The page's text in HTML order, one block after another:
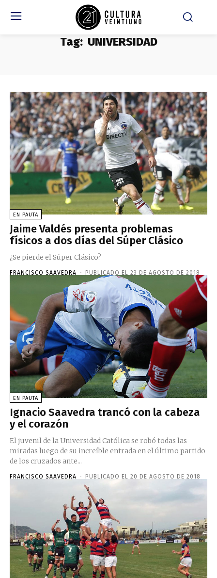
Tag: UNIVERSIDAD
EN PAUTA
Jaime Valdés presenta problemas
físicos a dos días del Súper Clásico
¿Se pierde el Súper Clásico?
FRANCISCO SAAVEDRA - PUBLICADO EL 23 DE AGOSTO DE 2018
EN PAUTA
Ignacio Saavedra trancó con la cabeza
y el corazón
El juvenil de la Universidad Católica se robó todas las
miradas luego de su increíble entrada en el último partido
de los cruzados ante...
FRANCISCO SAAVEDRA - PUBLICADO EL 20 DE AGOSTO DE 2018